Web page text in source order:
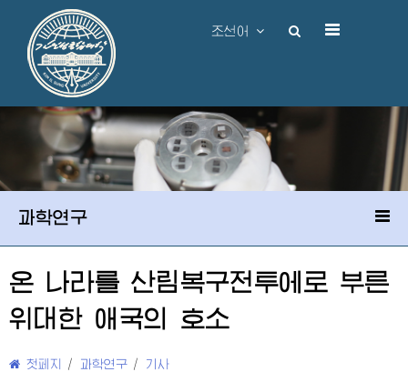
조선어
과학연구
온 나라를 산림복구전투에로 부른
위대한 애국의 호소
첫페지 / 과학연구 / 기사